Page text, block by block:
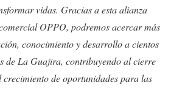
vidas. Gracias a esta alianza
OPPO, podremos acercar más
conocimiento y desarrollo a cientos
de La Guajira, contribuyendo al cierre
de oportunidades para las